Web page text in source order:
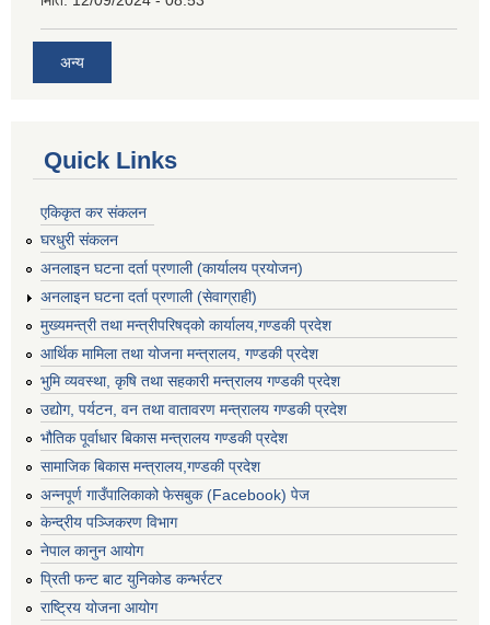
अन्य
Quick Links
एकिकृत कर संकलन
घरधुरी संकलन
अनलाइन घटना दर्ता प्रणाली (कार्यालय प्रयोजन)
अनलाइन घटना दर्ता प्रणाली (सेवाग्राही)
मुख्यमन्त्री तथा मन्त्रीपरिषद्को कार्यालय,गण्डकी प्रदेश
आर्थिक मामिला तथा योजना मन्त्रालय, गण्डकी प्रदेश
भुमि व्यवस्था, कृषि तथा सहकारी मन्त्रालय गण्डकी प्रदेश
उद्योग, पर्यटन, वन तथा वातावरण मन्त्रालय गण्डकी प्रदेश
भौतिक पूर्वाधार बिकास मन्त्रालय गण्डकी प्रदेश
सामाजिक बिकास मन्त्रालय,गण्डकी प्रदेश
अन्नपूर्ण गाउँपालिकाको फेसबुक (Facebook) पेज
केन्द्रीय पञ्जिकरण विभाग
नेपाल कानुन आयोग
प्रिती फन्ट बाट युनिकोड कन्भर्रटर
राष्ट्रिय योजना आयोग